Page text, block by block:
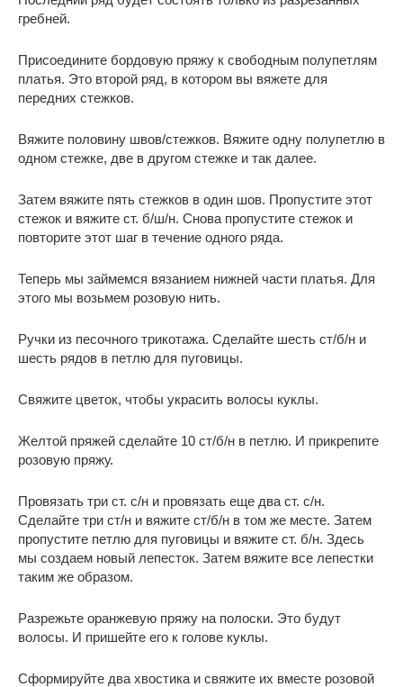
гребней.
Присоедините бордовую пряжу к свободным полупетлям
платья. Это второй ряд, в котором вы вяжете для
передних стежков.
Вяжите половину швов/стежков. Вяжите одну полупетлю в
одном стежке, две в другом стежке и так далее.
Затем вяжите пять стежков в один шов. Пропустите этот
стежок и вяжите ст. б/ш/н. Снова пропустите стежок и
повторите этот шаг в течение одного ряда.
Теперь мы займемся вязанием нижней части платья. Для
этого мы возьмем розовую нить.
Ручки из песочного трикотажа. Сделайте шесть ст/б/н и
шесть рядов в петлю для пуговицы.
Свяжите цветок, чтобы украсить волосы куклы.
Желтой пряжей сделайте 10 ст/б/н в петлю. И прикрепите
розовую пряжу.
Провязать три ст. с/н и провязать еще два ст. с/н.
Сделайте три ст/н и вяжите ст/б/н в том же месте. Затем
пропустите петлю для пуговицы и вяжите ст. б/н. Здесь
мы создаем новый лепесток. Затем вяжите все лепестки
таким же образом.
Разрежьте оранжевую пряжу на полоски. Это будут
волосы. И пришейте его к голове куклы.
Сформируйте два хвостика и свяжите их вместе розовой